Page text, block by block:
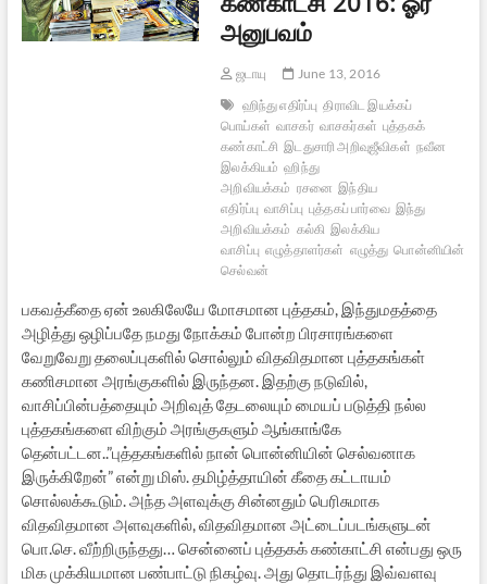
அனுபவம்
ஜடாயு
June 13, 2016
ஹிந்து எதிர்ப்பு திராவிட இயக்கப்
பொய்கள் வாசகர் வாசகர்கள் புத்தகக்
கண்காட்சி இடதுசாரி அறிவுஜீவிகள் நவீன
இலக்கியம் ஹிந்து
அறிவியக்கம் ரசனை இந்திய
எதிர்ப்பு வாசிப்பு புத்தகப் பார்வை இந்து
அறிவியக்கம் கல்கி இலக்கிய
வாசிப்பு எழுத்தாளர்கள் எழுத்து பொன்னியின்
செல்வன்
பகவத்கீதை ஏன் உலகிலேயே மோசமான புத்தகம், இந்துமதத்தை
அழித்து ஒழிப்பதே நமது நோக்கம் போன்ற பிரசாரங்களை
வேறுவேறு தலைப்புகளில் சொல்லும் விதவிதமான புத்தகங்கள்
கணிசமான அரங்குகளில் இருந்தன. இதற்கு நடுவில்,
வாசிப்பின்பத்தையும் அறிவுத் தேடலையும் மையப் படுத்தி நல்ல
புத்தகங்களை விற்கும் அரங்குகளும் ஆங்காங்கே
தென்பட்டன..”புத்தகங்களில் நான் பொன்னியின் செல்வனாக
இருக்கிறேன்” என்று மிஸ். தமிழ்த்தாயின் கீதை கட்டாயம்
சொல்லக்கூடும். அந்த அளவுக்கு சின்னதும் பெரிசுமாக
விதவிதமான அளவுகளில், விதவிதமான அட்டைப்படங்களுடன்
பொ.செ. வீற்றிருந்தது… சென்னைப் புத்தகக் கண்காட்சி என்பது ஒரு
மிக முக்கியமான பண்பாட்டு நிகழ்வு. அது தொடர்ந்து இவ்வளவு